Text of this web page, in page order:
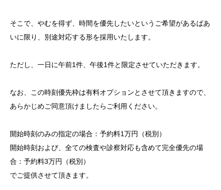
そこで、やむを得ず、時間を優先したいというご希望があるばあ
いに限り、別途対応する形を採用いたします。
ただし、一日に午前1件、午後1件と限定させていただきます。
なお、この時刻優先枠は有料オプションとさせて頂きますので、
あらかじめご同意頂けましたらご利用ください。
開始時刻のみの指定の場合：予約料1万円（税別）
開始時刻および、全ての検査や診察対応も含めて完全優先の場
合：予約料3万円（税別）
でご提供させて頂きます。
よくある質問-FAQ-
お問合せ
予約